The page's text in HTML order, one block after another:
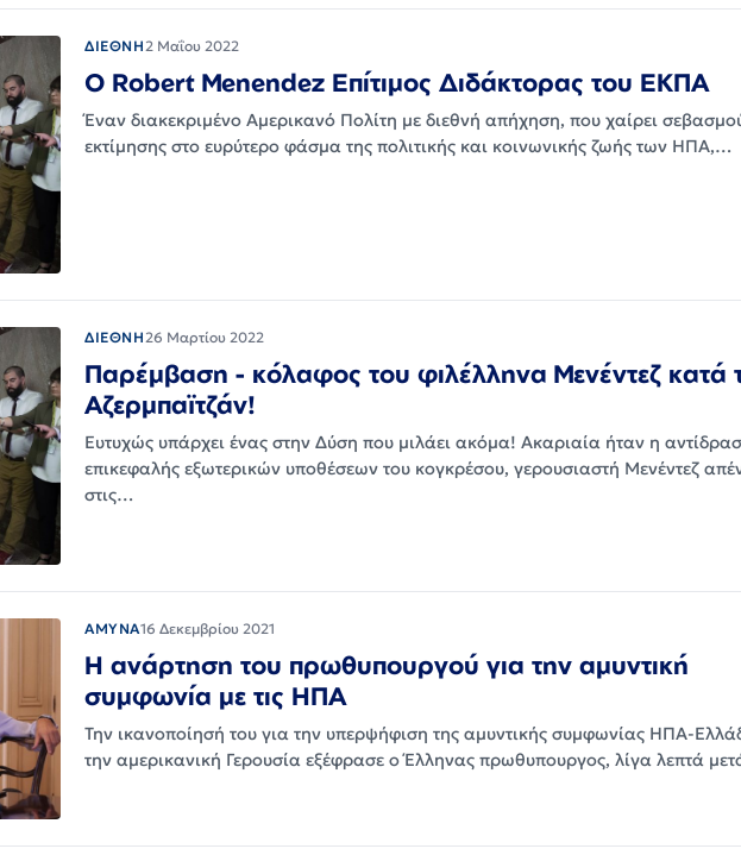
ΔΙΕΘΝΗ 2 Μαΐου 2022
Ο Robert Menendez Επίτιμος Διδάκτορας του ΕΚΠΑ
Έναν διακεκριμένο Αμερικανό Πολίτη με διεθνή απήχηση, που χαίρει
εκτίμησης στο ευρύτερο φάσμα της πολιτικής και κοινωνικής ζωής των ΗΠΑ,…
ΔΙΕΘΝΗ 26 Μαρτίου 2022
Παρέμβαση - κόλαφος του φιλέλληνα Μενέντεζ κατά
Αζερμπαϊτζάν!
Ευτυχώς υπάρχει ένας στην Δύση που μιλάει ακόμα! Ακαριαία ήταν η
επικεφαλής εξωτερικών υποθέσεων του κογκρέσου, γερουσιαστή Μενέντεζ
στις…
ΑΜΥΝΑ16 Δεκεμβρίου 2021
Η ανάρτηση του πρωθυπουργού για την αμυντική
συμφωνία με τις ΗΠΑ
Την ικανοποίησή του για την υπερψήφιση της αμυντικής συμφωνίας ΗΠΑ-
την αμερικανική Γερουσία εξέφρασε ο Έλληνας πρωθυπουργος, λίγα λεπτά